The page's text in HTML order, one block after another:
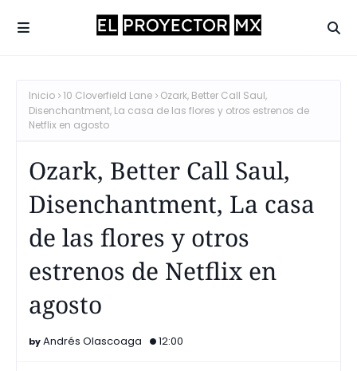
Inicio 10 Cloverfield Lane
Ozark, Better Call Saul,
Disenchantment, La casa de las flores y otros estrenos de
Netflix en agosto
Ozark, Better Call Saul,
Disenchantment, La casa
de las flores y otros
estrenos de Netflix en
agosto
Andrés Olascoaga 12:00